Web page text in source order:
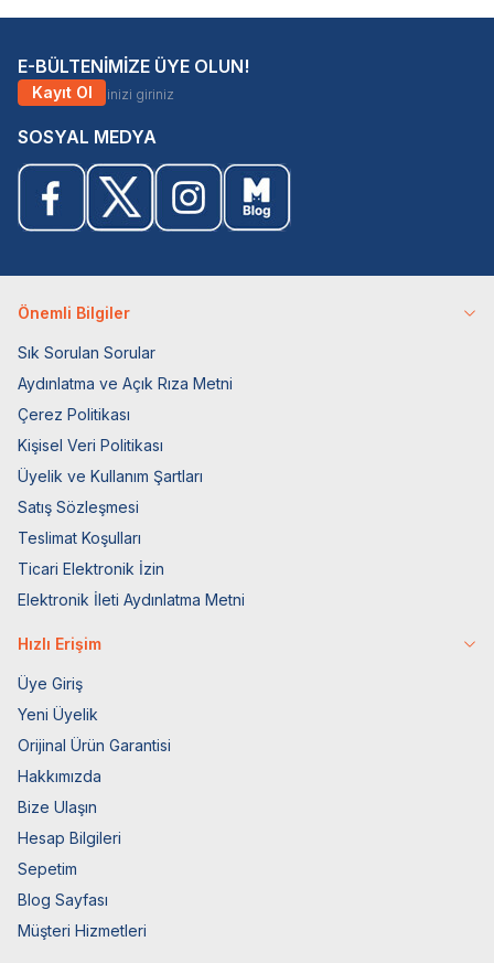
E-BÜLTENİMİZE ÜYE OLUN!
Kayıt Ol
SOSYAL MEDYA
Önemli Bilgiler
Sık Sorulan Sorular
Aydınlatma ve Açık Rıza Metni
Çerez Politikası
Kişisel Veri Politikası
Üyelik ve Kullanım Şartları
Satış Sözleşmesi
Teslimat Koşulları
Ticari Elektronik İzin
Elektronik İleti Aydınlatma Metni
Hızlı Erişim
Üye Giriş
Yeni Üyelik
Orijinal Ürün Garantisi
Hakkımızda
Bize Ulaşın
Hesap Bilgileri
Sepetim
Blog Sayfası
Müşteri Hizmetleri